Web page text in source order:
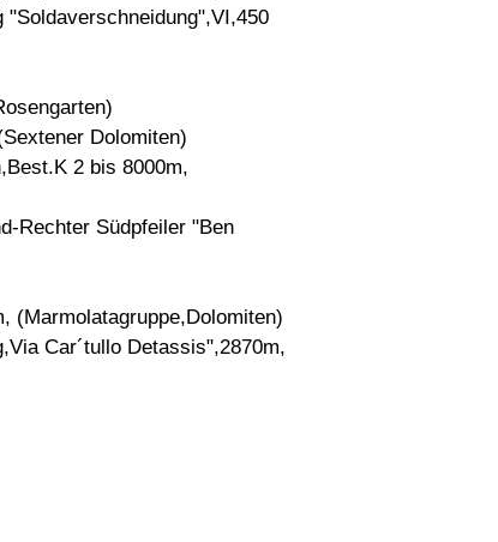
Dolomiten)
2 bis 8000m,
Rechter Südpfeiler "Ben
(Marmolatagruppe,Dolomiten)
Car´tullo Detassis",2870m,